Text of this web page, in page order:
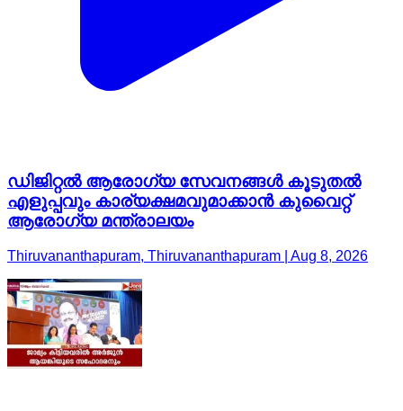
ഡിജിറ്റൽ ആരോഗ്യ സേവനങ്ങൾ കൂടുതൽ
എളുപ്പവും കാര്യക്ഷമവുമാക്കാൻ കുവൈറ്റ്
ആരോഗ്യ മന്ത്രാലയം
Thiruvananthapuram, Thiruvananthapuram | Aug 8, 2026